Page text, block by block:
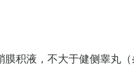
积液，不大于健侧睾丸（